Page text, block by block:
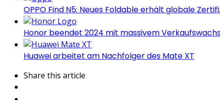
OPPO Find N5: Neues Foldable erhält globale
Honor beendet 2024 mit massivem
Huawei arbeitet am Nachfolger des Mate XT
Share this article